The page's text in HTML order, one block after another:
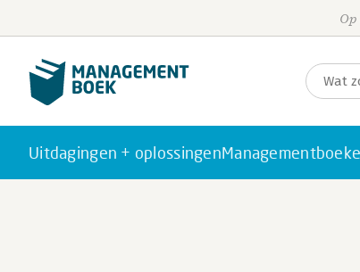
Uitdagingen + oplossingen